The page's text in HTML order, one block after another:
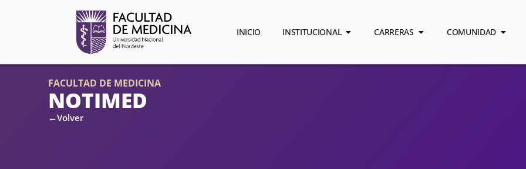
INICIO INSTITUCIONAL CARRERAS COMUNIDAD
FACULTAD DE MEDICINA
NOTIMED
←Volver